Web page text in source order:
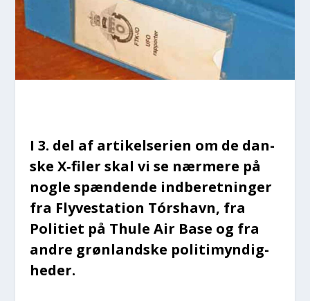
I 3. del af arti­kel­se­ri­en om de dan­
ske X‑filer skal vi se nær­me­re på
nog­le spæn­den­de ind­be­ret­nin­ger
fra Fly­ve­sta­tion Tórs­havn, fra
Poli­ti­et på Thu­le Air Base og fra
andre grøn­land­ske poli­ti­myn­dig­
he­der.